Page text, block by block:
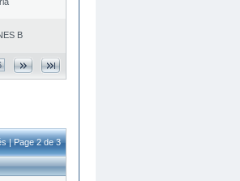
Β
| Page 2 de 3